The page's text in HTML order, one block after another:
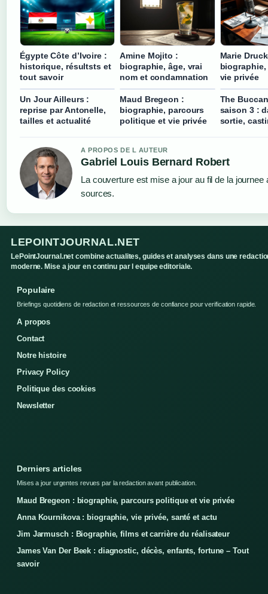
Égypte Côte d’Ivoire :
historique, résultsts et
tout savoir
Amine Mojito :
biographie, âge, vrai
nom et condamnation
Marie
biographie,
vie privée
Un Jour Ailleurs :
reprise par Antonelle,
tailles et actualité
Maud Bregeon :
biographie, parcours
politique et vie privée
The
saison 3 :
sortie,
A PROPOS DE L AUTEUR
Gabriel Louis Bernard Robert
La couverture est mise a jour au fil de la
sources.
LEPOINTJOURNAL.NET
LePointJournal.net combine actualites, guides et analyses dans une
moderne. Mise a jour en continu par l equipe editoriale.
Populaire
Briefings quotidiens de redaction et ressources de confiance pour verification rapide.
A propos
Contact
Notre histoire
Privacy Policy
Politique des cookies
Newsletter
Derniers articles
Mises a jour urgentes revues par la redaction avant publication.
Maud Bregeon : biographie, parcours politique et vie privée
Anna Kournikova : biographie, vie privée, santé et actu
Jim Jarmusch : Biographie, films et carrière du réalisateur
James Van Der Beek : diagnostic, décès, enfants, fortune – Tout
savoir